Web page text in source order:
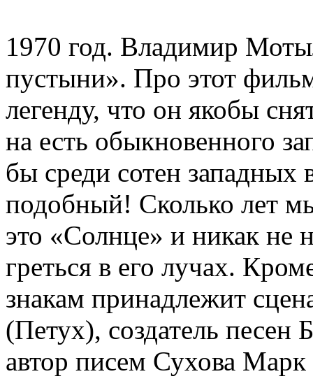
1970 год. Владимир
пустыни». Про этот
легенду, что он якобы
на есть обыкновенного
бы среди сотен западных
подобный! Сколько лет
это «Солнце» и никак не
греться в его лучах.
знакам принадлежит
(Петух), создатель
автор писем Сухова